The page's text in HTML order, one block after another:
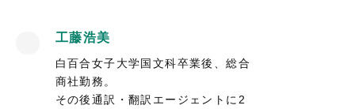
工藤浩美
白百合女子大学国文科卒業後、総合
商社勤務。
その後通訳・翻訳エージェントに2